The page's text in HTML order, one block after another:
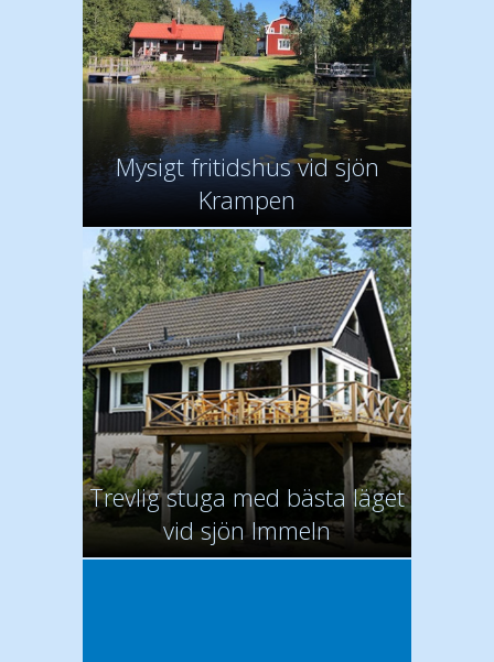
Mysigt fritidshus vid sjön
Krampen
Trevlig stuga med bästa läget
vid sjön Immeln